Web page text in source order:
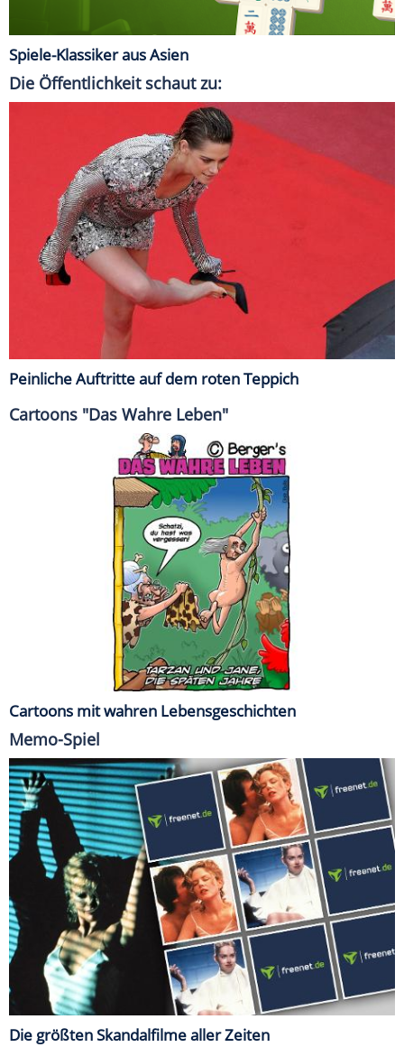
Spiele-Klassiker aus Asien
Die Öffentlichkeit schaut zu:
Peinliche Auftritte auf dem roten Teppich
Cartoons "Das Wahre Leben"
Cartoons mit wahren Lebensgeschichten
Memo-Spiel
Die größten Skandalfilme aller Zeiten